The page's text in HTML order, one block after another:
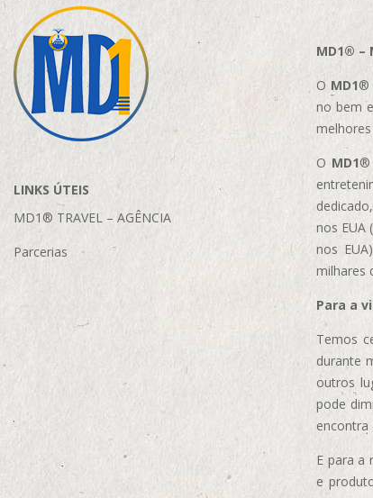
LINKS ÚTEIS
MD1® TRAVEL – AGÊNCIA
Parcerias
MD1® –
O MD1®
no bem
O MD1®
nos EUA
nos EUA)
milhares
Para a
Temos
durante
outros
pode
encontra
E para a
e